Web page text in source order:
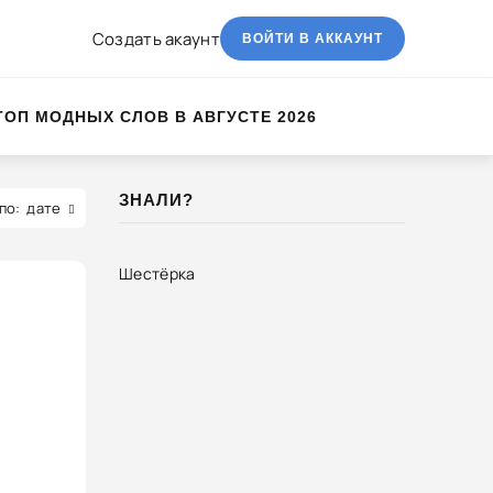
Создать акаунт ВОЙТИ В АККАУНТ
МОДНЫХ СЛОВ В АВГУСТЕ 2026
дате ЗНАЛИ?
Шестёрка